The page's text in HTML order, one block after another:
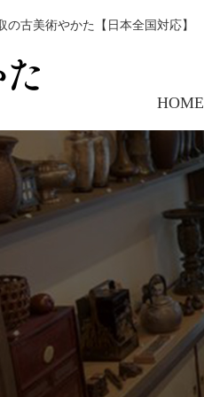
の古美術やかた【日本全国対応】
HOME